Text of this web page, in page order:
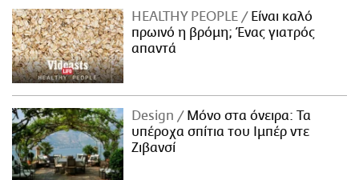
HEALTHY PEOPLE
Είναι καλό
πρωινό η βρόμη; Ένας γιατρός
απαντά
Design
Μόνο στα όνειρα: Τα
υπέροχα σπίτια του Ιμπέρ ντε
Ζιβανσί